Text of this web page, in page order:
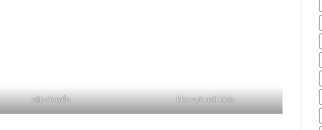
vận chuyển khu vực mài kính